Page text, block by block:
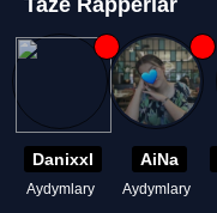
Taze Rapperlar
Danixxl
Aydymlary
AiNa
Aydymlary